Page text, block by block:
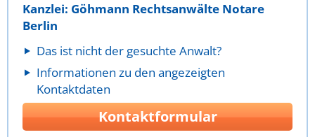
Kanzlei: Göhmann Rechtsanwälte Notare
Berlin
Das ist nicht der gesuchte Anwalt?
Informationen zu den angezeigten
Kontaktdaten
Kontaktformular